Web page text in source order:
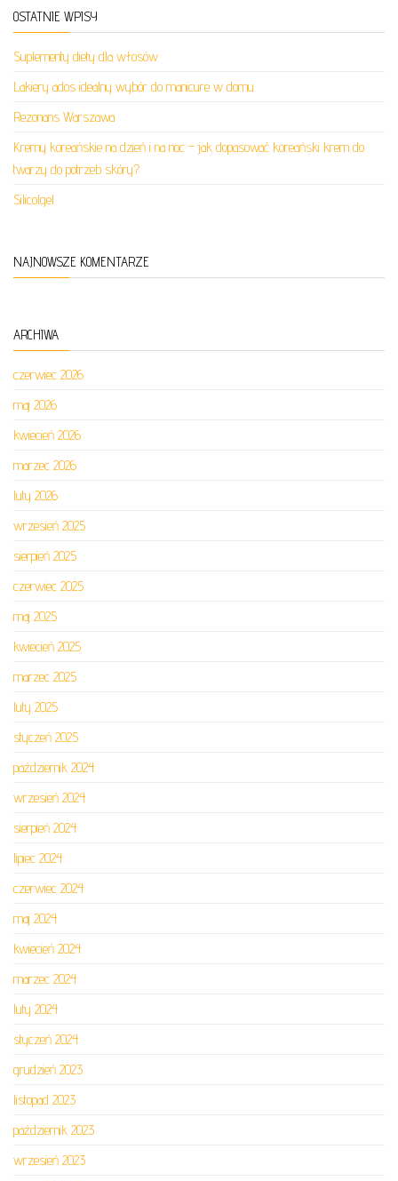
OSTATNIE WPISY
Suplementy diety dla włosów
Lakiery ados idealny wybór do manicure w domu
Rezonans Warszawa
Kremy koreańskie na dzień i na noc – jak dopasować koreański krem do
twarzy do potrzeb skóry?
Silicolgel
NAJNOWSZE KOMENTARZE
ARCHIWA
czerwiec 2026
maj 2026
kwiecień 2026
marzec 2026
luty 2026
wrzesień 2025
sierpień 2025
czerwiec 2025
maj 2025
kwiecień 2025
marzec 2025
luty 2025
styczeń 2025
październik 2024
wrzesień 2024
sierpień 2024
lipiec 2024
czerwiec 2024
maj 2024
kwiecień 2024
marzec 2024
luty 2024
styczeń 2024
grudzień 2023
listopad 2023
październik 2023
wrzesień 2023